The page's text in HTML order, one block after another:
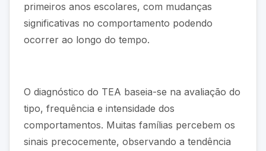
primeiros anos escolares, com mudanças
significativas no comportamento podendo
ocorrer ao longo do tempo.
O diagnóstico do TEA baseia-se na avaliação do
tipo, frequência e intensidade dos
comportamentos. Muitas famílias percebem os
sinais precocemente, observando a tendência